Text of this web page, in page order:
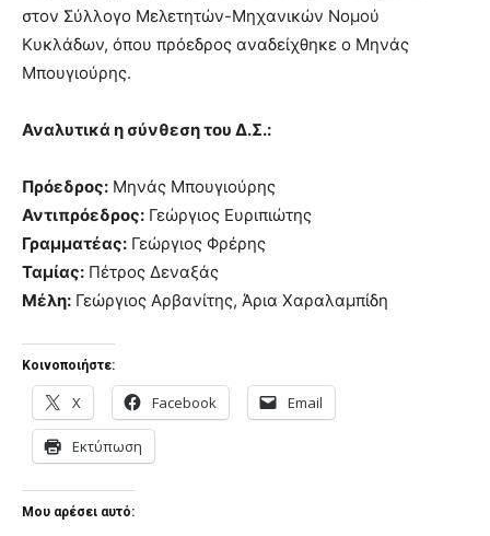
στον Σύλλογο Μελετητών-Μηχανικών Νομού
Κυκλάδων, όπου πρόεδρος αναδείχθηκε ο Μηνάς
Μπουγιούρης.
Αναλυτικά η σύνθεση του Δ.Σ.:
Πρόεδρος: Μηνάς Μπουγιούρης
Αντιπρόεδρος: Γεώργιος Ευριπιώτης
Γραμματέας: Γεώργιος Φρέρης
Ταμίας: Πέτρος Δεναξάς
Μέλη: Γεώργιος Αρβανίτης, Άρια Χαραλαμπίδη
Κοινοποιήστε:
X Facebook Email
Εκτύπωση
Μου αρέσει αυτό: